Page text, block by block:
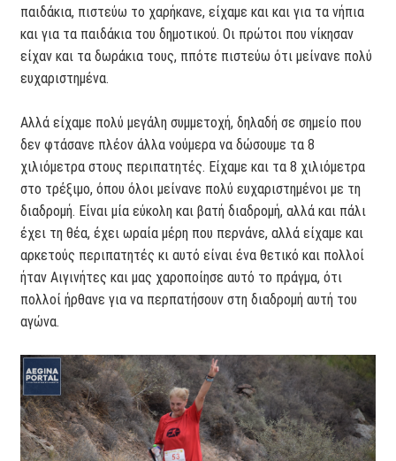
παιδάκια, πιστεύω το χαρήκανε, είχαμε και και για τα νήπια
και για τα παιδάκια του δημοτικού. Οι πρώτοι που νίκησαν
είχαν και τα δωράκια τους, ππότε πιστεύω ότι μείνανε πολύ
ευχαριστημένα.
Αλλά είχαμε πολύ μεγάλη συμμετοχή, δηλαδή σε σημείο που
δεν φτάσανε πλέον άλλα νούμερα να δώσουμε τα 8
χιλιόμετρα στους περιπατητές. Είχαμε και τα 8 χιλιόμετρα
στο τρέξιμο, όπου όλοι μείνανε πολύ ευχαριστημένοι με τη
διαδρομή. Είναι μία εύκολη και βατή διαδρομή, αλλά και πάλι
έχει τη θέα, έχει ωραία μέρη που περνάνε, αλλά είχαμε και
αρκετούς περιπατητές κι αυτό είναι ένα θετικό και πολλοί
ήταν Αιγινήτες και μας χαροποίησε αυτό το πράγμα, ότι
πολλοί ήρθανε για να περπατήσουν στη διαδρομή αυτή του
αγώνα.